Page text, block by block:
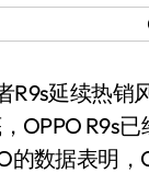
延续热销
OPPO R9s
的数据表明